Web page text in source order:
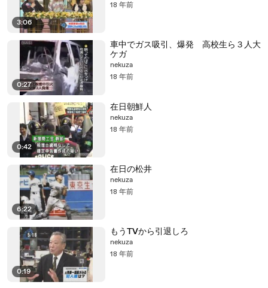
3:06
18 年前
0:27
車中でガス吸引、爆発 高校生ら３人大
ケガ
nekuza
18 年前
0:42
在日朝鮮人
nekuza
18 年前
6:22
在日の松井
nekuza
18 年前
0:19
もうTVから引退しろ
nekuza
18 年前